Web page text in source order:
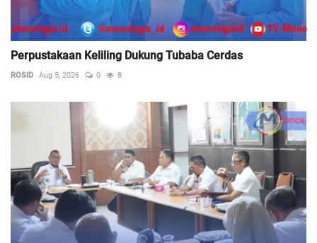
Perpustakaan Keliling Dukung Tubaba Cerdas
ROSID Aug 5, 2026 0 8